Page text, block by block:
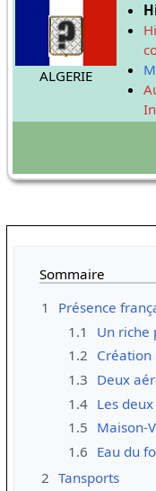
ALGERIE
Sommaire
1
Présence
1.1
Un riche
1.2 Création
1.3 Deux
1.4 Les
1.5 Maison-
1.6 Eau du
2 Tansports